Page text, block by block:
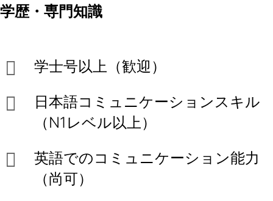
学歴・専門知識
学士号以上（歓迎）
日本語コミュニケーションスキル
（N1レベル以上）
英語でのコミュニケーション能力
（尚可）